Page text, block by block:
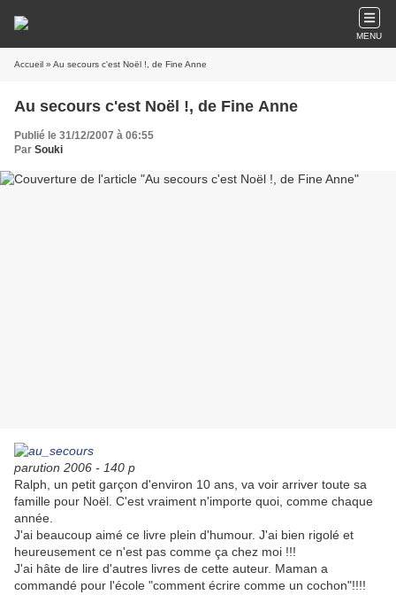
MENU
Accueil » Au secours c'est Noël !, de Fine Anne
Au secours c'est Noël !, de Fine Anne
Publié le 31/12/2007 à 06:55
Par Souki
parution 2006 - 140 p
Ralph, un petit garçon d'environ 10 ans, va voir arriver toute sa
famille pour Noël. C'est vraiment n'importe quoi, comme chaque
année.
J'ai beaucoup aimé ce livre plein d'humour. J'ai bien rigolé et
heureusement ce n'est pas comme ça chez moi !!!
J'ai hâte de lire d'autres livres de cette auteur. Maman a
commandé pour l'école "comment écrire comme un cochon"!!!!